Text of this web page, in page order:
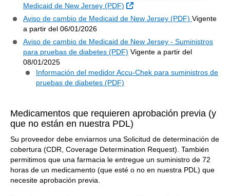
Medicaid de New Jersey (PDF)
Sitio Externo
Aviso de cambio de Medicaid de New Jersey (PDF) Vigente
a partir del 06/01/2026
Aviso de cambio de Medicaid de New Jersey - Suministros
para pruebas de diabetes (PDF) Vigente a partir del
08/01/2025
Información del medidor Accu-Chek para suministros de
pruebas de diabetes (PDF)
Medicamentos que requieren aprobación previa (y
que no están en nuestra PDL)
Su proveedor debe enviarnos una Solicitud de determinación de
cobertura (CDR, Coverage Determination Request). También
permitimos que una farmacia le entregue un suministro de 72
horas de un medicamento (que esté o no en nuestra PDL) que
necesite aprobación previa.